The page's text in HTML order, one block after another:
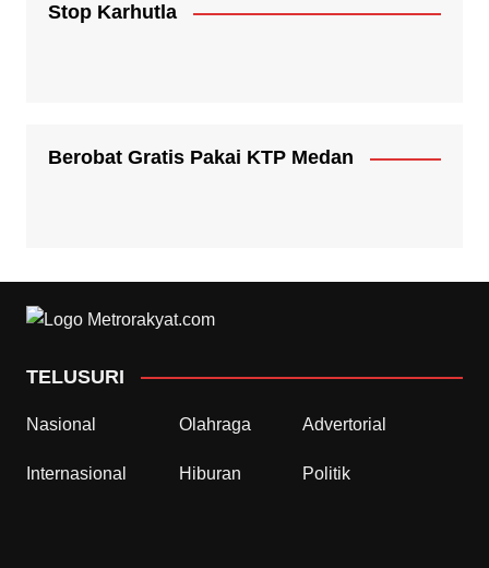
Stop Karhutla
Berobat Gratis Pakai KTP Medan
TELUSURI
Nasional Olahraga Advertorial
Internasional Hiburan Politik